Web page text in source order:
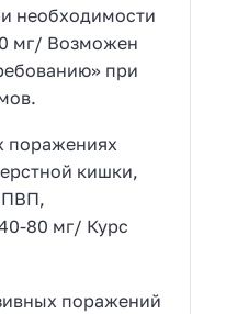
необходимости
мг/ Возможен
при
поражениях
кишки,
80 мг/ Курс
поражений